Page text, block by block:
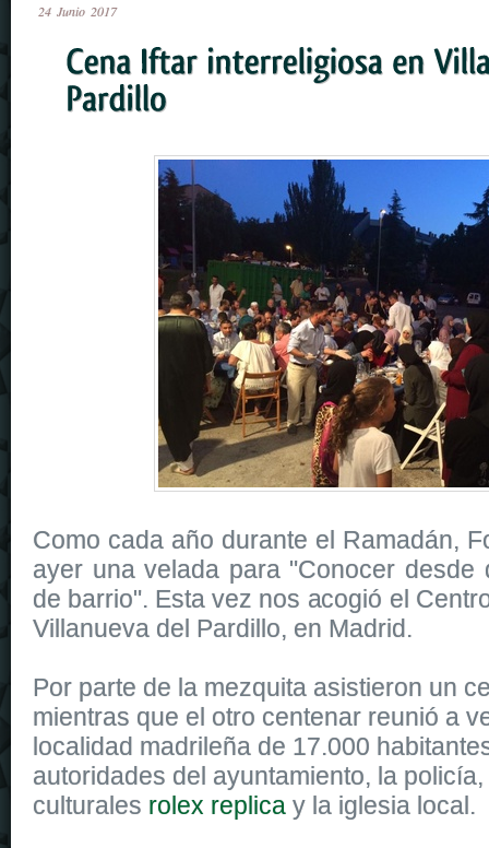
24 Junio 2017
Como cada año durante el Ramadán,
ayer una velada para "Conocer desde
de barrio". Esta vez nos acogió el
Villanueva del Pardillo, en Madrid.
Por parte de la mezquita asistieron un
mientras que el otro centenar reunió a
localidad madrileña de 17.000
autoridades del ayuntamiento, la
culturales rolex replica y la iglesia local.